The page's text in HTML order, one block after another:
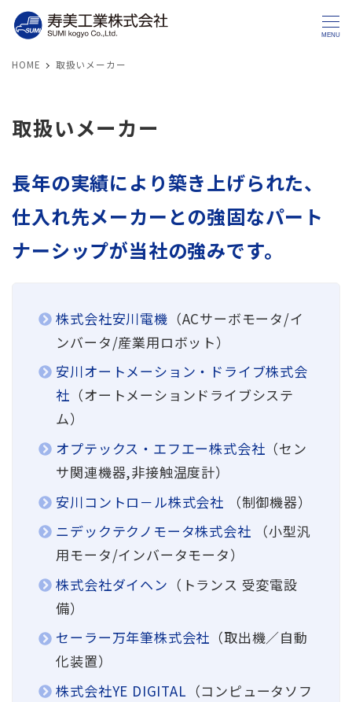
MENU
HOME 取扱いメーカー
取扱いメーカー
長年の実績により築き上げられた、
仕入れ先メーカーとの強固なパート
ナーシップが当社の強みです。
株式会社安川電機 （ACサーボモータ/イ
ンバータ/産業用ロボット）
安川オートメーション・ドライブ株式会
社 （オートメーションドライブシステ
ム）
オプテックス・エフエー株式会社 （セン
サ関連機器,非接触温度計）
安川コントロ－ル株式会社
（制御機器）
ニデックテクノモータ株式会社
（小型汎
用モータ/インバータモータ）
株式会社ダイヘン （トランス 受変電設
備）
セーラー万年筆株式会社 （取出機／自動
化装置）
株式会社YE DIGITAL （コンピュータソフ